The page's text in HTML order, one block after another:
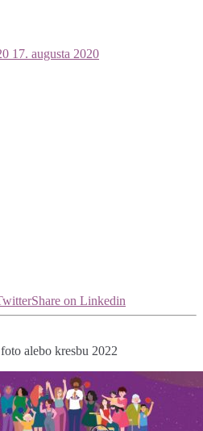
17. augusta 2020
Share on Linkedin
alebo kresbu 2022